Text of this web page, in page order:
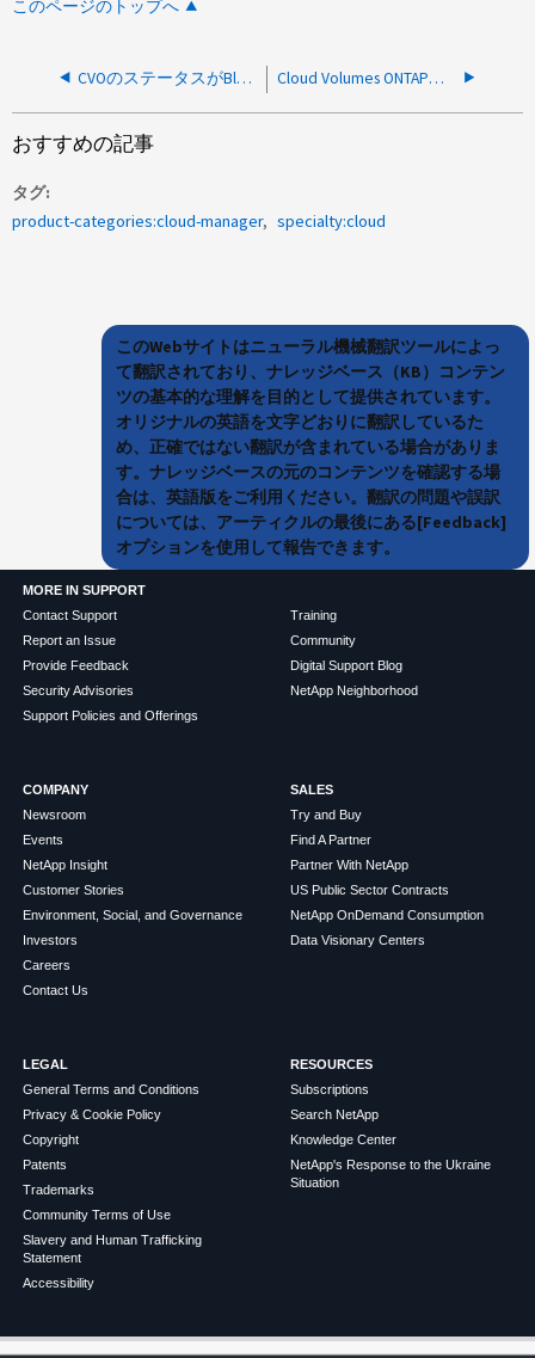
このページのトップへ
CVOのステータスがBlueXP上で劣化と表示され、メールボックスディスクの問題が検出されました Cloud Volumes ONTAPのライセンスの有効期限が切れています。アップグレードすることはできません
おすすめの記事
タグ
product-categories:cloud-manager
specialty:cloud
このWebサイトはニューラル機械翻訳ツールによっ
て翻訳されており、ナレッジベース（KB）コンテン
ツの基本的な理解を目的として提供されています。
オリジナルの英語を文字どおりに翻訳しているた
め、正確ではない翻訳が含まれている場合がありま
す。ナレッジベースの元のコンテンツを確認する場
合は、英語版をご利用ください。翻訳の問題や誤訳
については、アーティクルの最後にある[Feedback]
オプションを使用して報告できます。
MORE IN SUPPORT
Contact Support
Report an Issue
Provide Feedback
Security Advisories
Support Policies and Offerings
Training
Community
Digital Support Blog
NetApp Neighborhood
COMPANY
Newsroom
Events
NetApp Insight
Customer Stories
Environment, Social, and Governance
Investors
Careers
Contact Us
SALES
Try and Buy
Find A Partner
Partner With NetApp
US Public Sector Contracts
NetApp OnDemand Consumption
Data Visionary Centers
LEGAL
General Terms and Conditions
Privacy & Cookie Policy
Copyright
Patents
Trademarks
Community Terms of Use
Slavery and Human Trafficking
Statement
Accessibility
RESOURCES
Subscriptions
Search NetApp
Knowledge Center
NetApp's Response to the Ukraine
Situation